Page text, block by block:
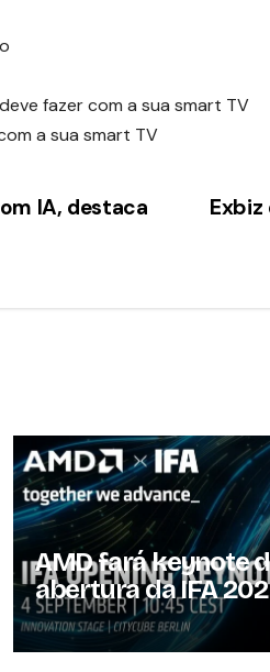
fazer com a sua smart TV
a sua smart TV
Exbiz
IA, destaca
AMD fará keynote
abertura da IFA
e promete
para os